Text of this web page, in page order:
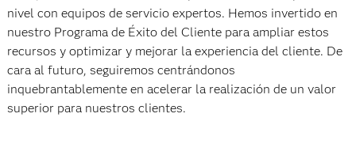
nivel con equipos de servicio expertos. Hemos invertido en
nuestro Programa de Éxito del Cliente para ampliar estos
recursos y optimizar y mejorar la experiencia del cliente. De
cara al futuro, seguiremos centrándonos
inquebrantablemente en acelerar la realización de un valor
superior para nuestros clientes.